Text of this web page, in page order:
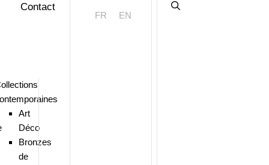
Art
Déco
Bronzes
de
Contact
FR EN